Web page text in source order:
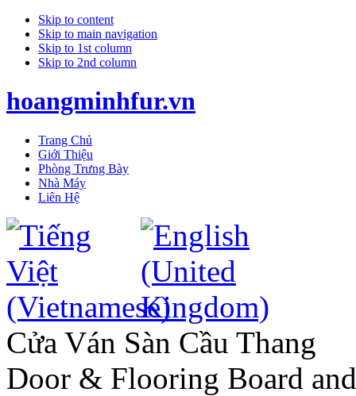
Skip to content
Skip to main navigation
Skip to 1st column
Skip to 2nd column
hoangminhfur.vn
Trang Chủ
Giới Thiệu
Phòng Trưng Bày
Nhà Máy
Liên Hệ
Cửa Ván Sàn Cầu Thang
Door & Flooring Board